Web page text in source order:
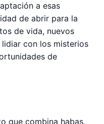
a esas
de abrir para la
de vida, nuevos
con los misterios
de
que combina habas,